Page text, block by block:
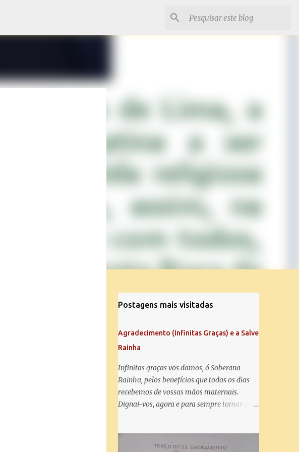
Postagens mais visitadas
Agradecimento (Infinitas Graças) e a Salve
Rainha
Infinitas graças vos damos, ó Soberana
Rainha, pelos benefícios que todos os dias
recebemos de vossas mãos maternais.
Dignai-vos, agora e para sempre tomar-nos
Salve Rainha: Salve Rainha , Mãe de